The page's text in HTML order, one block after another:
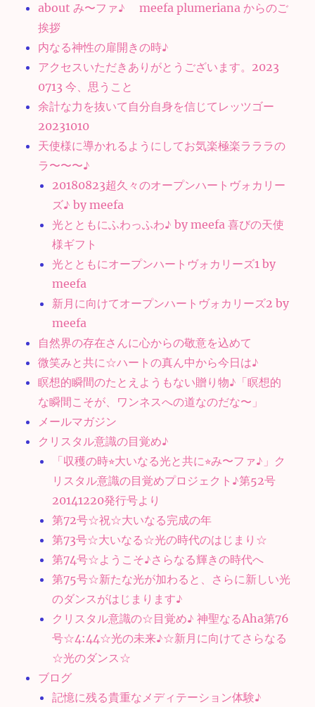
about み〜ファ♪ meefa plumeriana からのご
挨拶
内なる神性の扉開きの時♪
アクセスいただきありがとうございます。2023
0713 今、思うこと
余計な力を抜いて自分自身を信じてレッツゴー
20231010
天使様に導かれるようにしてお気楽極楽ラララの
ラ〜〜〜♪
20180823超久々のオープンハートヴォカリー
ズ♪ by meefa
光とともにふわっふわ♪ by meefa 喜びの天使
様ギフト
光とともにオープンハートヴォカリーズ1 by
meefa
新月に向けてオープンハートヴォカリーズ2 by
meefa
自然界の存在さんに心からの敬意を込めて
微笑みと共に☆ハートの真ん中から今日は♪
瞑想的瞬間のたとえようもない贈り物♪「瞑想的
な瞬間こそが、ワンネスへの道なのだな〜」
メールマガジン
クリスタル意識の目覚め♪
「収穫の時⭐︎大いなる光と共に⭐︎み〜ファ♪」ク
リスタル意識の目覚めプロジェクト♪第52号
20141220発行号より
第72号☆祝☆大いなる完成の年
第73号☆大いなる☆光の時代のはじまり☆
第74号☆ようこそ♪さらなる輝きの時代へ
第75号☆新たな光が加わると、さらに新しい光
のダンスがはじまります♪
クリスタル意識の☆目覚め♪ 神聖なるAha第76
号☆4:44☆光の未来♪☆新月に向けてさらなる
☆光のダンス☆
ブログ
記憶に残る貴重なメディテーション体験♪